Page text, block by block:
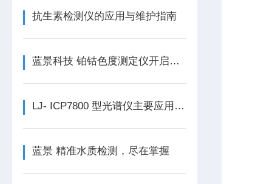
抗生素检测仪的应用与维护指南
蓝景科技 铂钴色度测定仪开启检测新篇
LJ- ICP7800 型光谱仪主要应用在哪些领域
蓝景 精准水质检测，尽在掌握